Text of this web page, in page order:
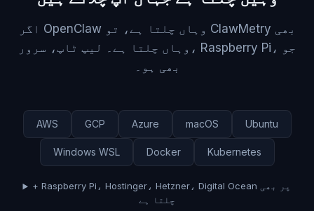
اگر OpenClaw وہاں چلتا ہے، تو ClawMetry بھی
وہاں چلتا ہے۔ لیپ ٹاپ، سرور، Raspberry Pi، جو
بھی ہو۔
AWS GCP Azure macOS Ubuntu
Windows WSL Docker Kubernetes
+ Raspberry Pi، Hostinger، Hetzner، Digital Ocean پر بھی
چلتا ہے